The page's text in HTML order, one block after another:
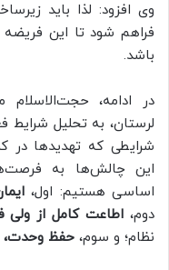
وی افزود: لذا باید
فراهم شود تا این
باشد.
در ادامه، حجت‌الاسلام
لرستان، به تحلیل شرایط
شرایطی که تهدیدها در
این چالش‌ها به
اساسی هستیم: اول،
دوم، اطاعت کامل از ولی
نظام؛ و سوم، حفظ وحدت،